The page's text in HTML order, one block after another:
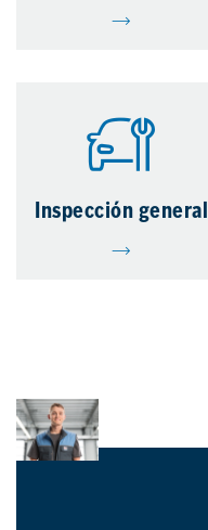
Inspección general